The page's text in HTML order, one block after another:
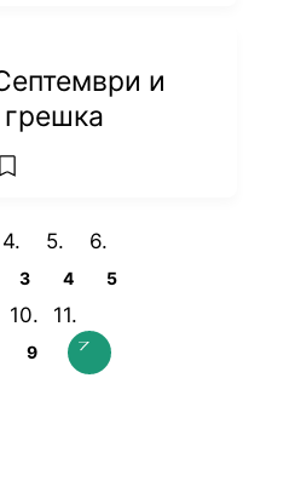
и
add favorites
3 4 5
9